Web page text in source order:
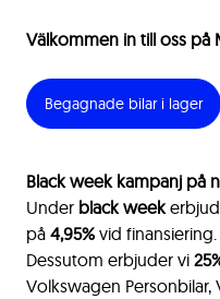
Välkommen in till oss på
Begagnade bilar i lager
Black week kampanj på
Under black week
på 4,95% vid finansiering.
Dessutom erbjuder vi 25
Volkswagen Personbilar,